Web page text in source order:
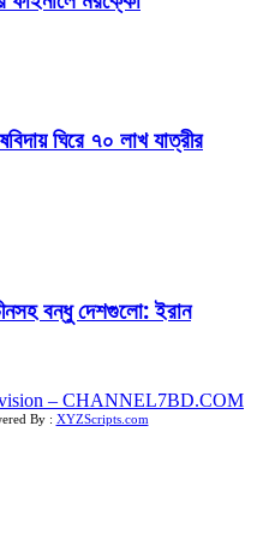
ঘিরে ৭০ লাখ যাত্রীর
বন্ধু দেশগুলো: ইরান
– CHANNEL7BD.COM
By : XYZScripts.com